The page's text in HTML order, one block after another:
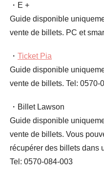
・E +
Guide disponible
vente de billets. PC et
・ Ticket Pia
Guide disponible
vente de billets. Tel: 0570-
・Billet Lawson
Guide disponible
vente de billets. Vous
récupérer des billets dans
Tel: 0570-084-003